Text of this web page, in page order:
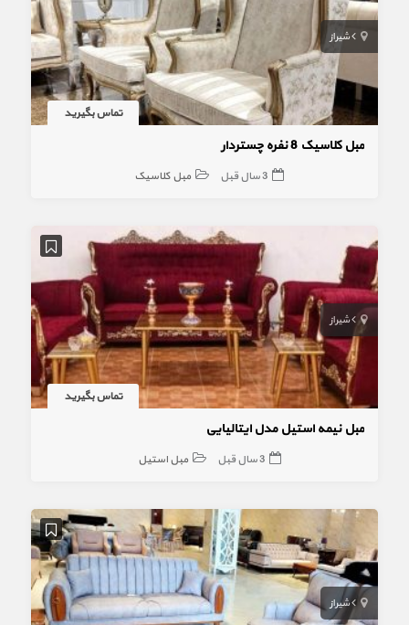
شیراز
تماس بگیرید
مبل کلاسیک 8 نفره چستردار
3 سال قبل مبل کلاسیک
شیراز
تماس بگیرید
مبل نیمه استیل مدل ایتالیایی
3 سال قبل مبل استیل
شیراز